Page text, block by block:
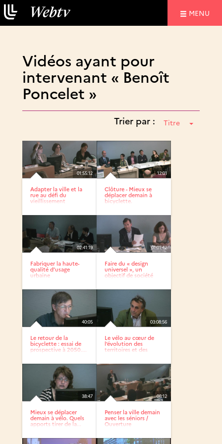
MENU
Vidéos ayant pour
intervenant « Benoît
Poncelet »
Trier par : Titre
01:55:12
Adapter la ville et la
rue au défi du
vieillissement
12:01
Clôture - Mieux se
déplacer demain à
bicyclette.
02:41:19
Fabriquer la haute-
qualité d’usage
urbaine
01:01:42
Faire du « design
universel », un
objectif de société
40:05
Le retour de la
bicyclette : essai de
prospective à 2050....
03:08:56
Le vélo au cœur de
l’évolution des
territoires et des
38:47
Mieux se déplacer
demain à vélo. Quels
apports tirer de la...
08:12
Penser la ville demain
avec les séniors /
Ouverture